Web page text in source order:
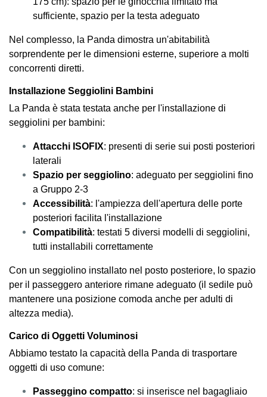
sufficiente, spazio per la testa adeguato
Nel complesso, la Panda dimostra un'abitabilità
sorprendente per le dimensioni esterne, superiore a molti
concorrenti diretti.
Installazione Seggiolini Bambini
La Panda è stata testata anche per l'installazione di
seggiolini per bambini:
Attacchi ISOFIX: presenti di serie sui posti posteriori
laterali
Spazio per seggiolino: adeguato per seggiolini fino
a Gruppo 2-3
Accessibilità: l'ampiezza dell'apertura delle porte
posteriori facilita l'installazione
Compatibilità: testati 5 diversi modelli di seggiolini,
tutti installabili correttamente
Con un seggiolino installato nel posto posteriore, lo spazio
per il passeggero anteriore rimane adeguato (il sedile può
mantenere una posizione comoda anche per adulti di
altezza media).
Carico di Oggetti Voluminosi
Abbiamo testato la capacità della Panda di trasportare
oggetti di uso comune:
Passeggino compatto: si inserisce nel bagagliaio